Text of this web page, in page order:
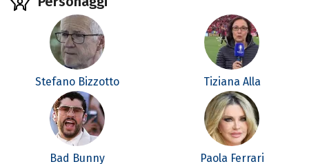
Stefano Bizzotto Tiziana Alla
Bad Bunny Paola Ferrari